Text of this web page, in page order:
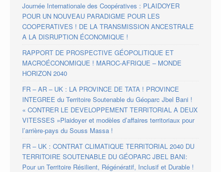
Journée Internationale des Coopératives : PLAIDOYER
POUR UN NOUVEAU PARADIGME POUR LES
COOPERATIVES ! DE LA TRANSMISSION ANCESTRALE
A LA DISRUPTION ÉCONOMIQUE !
RAPPORT DE PROSPECTIVE GÉOPOLITIQUE ET
MACROÉCONOMIQUE ! MAROC-AFRIQUE – MONDE
HORIZON 2040
FR – AR – UK : LA PROVINCE DE TATA ! PROVINCE
INTEGREE du Territoire Soutenable du Géoparc Jbel Bani !
« CONTRER LE DEVELOPPEMENT TERRITORIAL A DEUX
VITESSES »Plaidoyer et modèles d’affaires territoriaux pour
l’arrière-pays du Souss Massa !
FR – UK : CONTRAT CLIMATIQUE TERRITORIAL 2040 DU
TERRITOIRE SOUTENABLE DU GÉOPARC JBEL BANI:
Pour un Territoire Résilient, Régénératif, Inclusif et Durable !